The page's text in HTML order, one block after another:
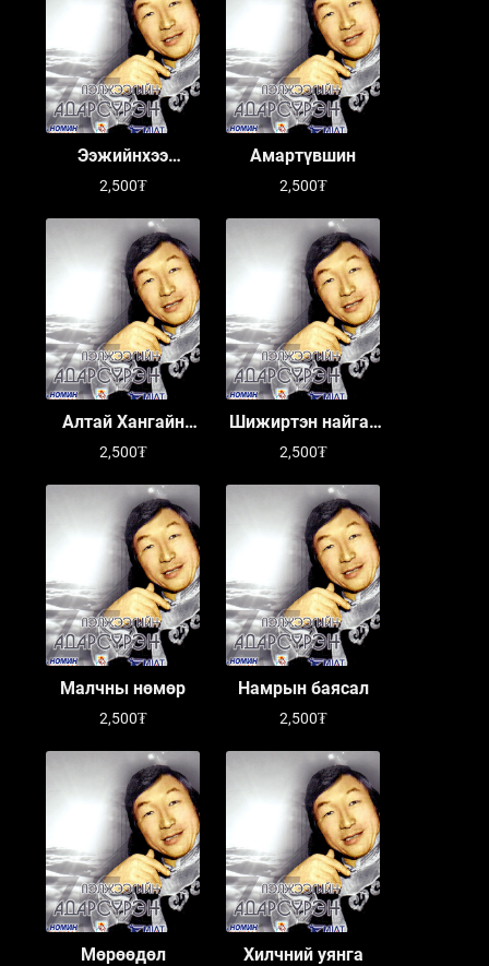
Ээжийнхээ
хайраар
2,500₮
Амартүвшин
2,500₮
Алтай Хангайн
уулс
2,500₮
Шижиртэн найгах
тариа
2,500₮
Малчны нөмөр
2,500₮
Намрын баясал
2,500₮
Мөрөөдөл Хилчний уянга